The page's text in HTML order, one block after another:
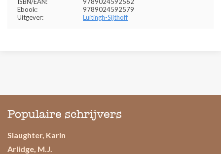
Ebook:
9789024592579
Uitgever:
Luitingh-Sijthoff
Populaire schrijvers
Slaughter, Karin
Arlidge, M.J.